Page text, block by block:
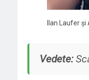
Ilan Laufer și
Vedete: